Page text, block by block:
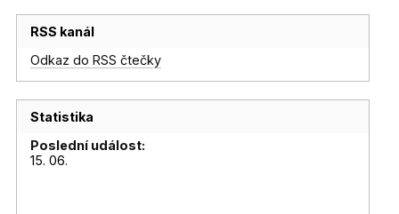
RSS kanál
Odkaz do RSS čtečky
Statistika
Poslední událost:
15. 06.